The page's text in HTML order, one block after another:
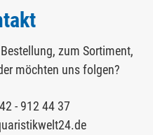
zum Sortiment,
möchten uns folgen?
- 912 44 37